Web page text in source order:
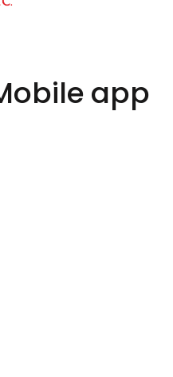
際影響
位的重要
也積極投
益事業，
於改善全
兒童生活
次會員資
希望動
知識，支
、醫療服
app